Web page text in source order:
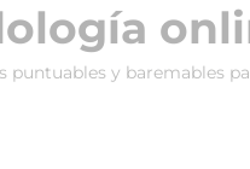
puntuables y baremables